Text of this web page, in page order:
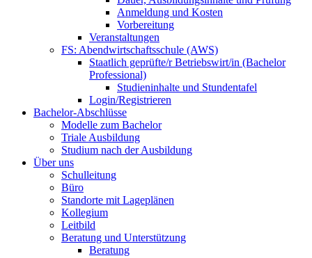
Anmeldung und Kosten
Vorbereitung
Veranstaltungen
FS: Abendwirtschaftsschule (AWS)
Staatlich geprüfte/r Betriebswirt/in (Bachelor
Professional)
Studieninhalte und Stundentafel
Login/Registrieren
Bachelor-Abschlüsse
Modelle zum Bachelor
Triale Ausbildung
Studium nach der Ausbildung
Über uns
Schulleitung
Büro
Standorte mit Lageplänen
Kollegium
Leitbild
Beratung und Unterstützung
Beratung